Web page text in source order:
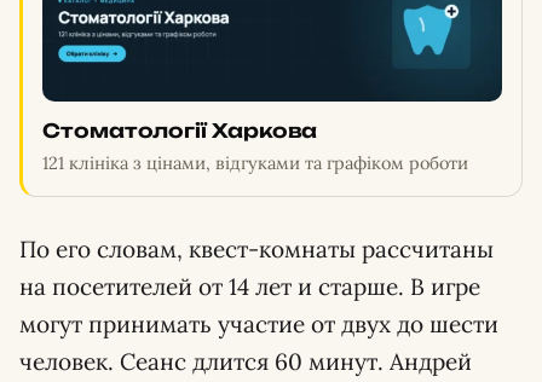
Стоматології Харкова
121 клініка з цінами, відгуками та графіком роботи
По его словам, квест-комнаты рассчитаны
на посетителей от 14 лет и старше. В игре
могут принимать участие от двух до шести
человек. Сеанс длится 60 минут. Андрей